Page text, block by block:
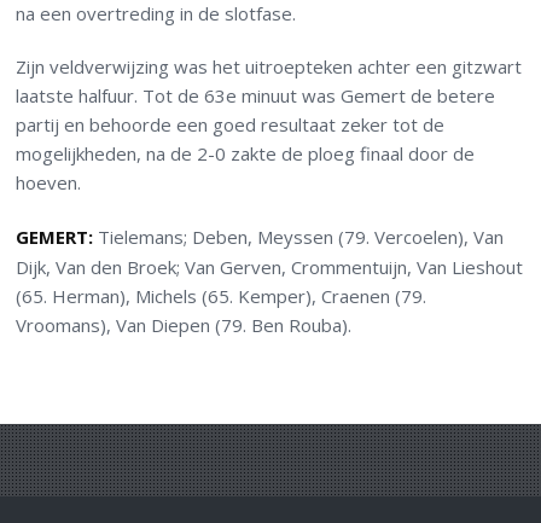
na een overtreding in de slotfase.
Zijn veldverwijzing was het uitroepteken achter een gitzwart
laatste halfuur. Tot de 63e minuut was Gemert de betere
partij en behoorde een goed resultaat zeker tot de
mogelijkheden, na de 2-0 zakte de ploeg finaal door de
hoeven.
GEMERT: Tielemans; Deben, Meyssen (79. Vercoelen), Van
Dijk, Van den Broek; Van Gerven, Crommentuijn, Van Lieshout
(65. Herman), Michels (65. Kemper), Craenen (79.
Vroomans), Van Diepen (79. Ben Rouba).